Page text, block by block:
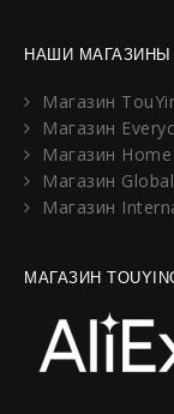
НАШИ МАГАЗИНЫ
Магазин
Магазин
Магазин
Магазин
Магазин
МАГАЗИН